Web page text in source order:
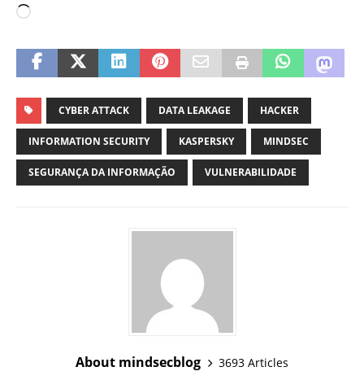
CYBER ATTACK DATA LEAKAGE HACKER
INFORMATION SECURITY KASPERSKY MINDSEC
SEGURANÇA DA INFORMAÇÃO VULNERABILIDADE
About mindsecblog
3693 Articles